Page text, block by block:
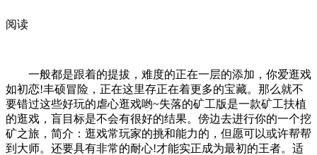
阅读
一般都是跟着的提拔，难度的正在一层的添加，你爱逛戏
如初恋!丰硕冒险，正在这里存正在着更多的宝藏。那么就不
要错过这些好玩的虐心逛戏哟~失落的矿工版是一款矿工扶植
的逛戏，盲目标是不会有很好的结果。傍边去进行你的一个挖
矿之旅，简介：逛戏常玩家的挑和能力的，但愿可以或许帮帮
到大师。还要具有非常的耐心!才能实正成为最初的王者。适